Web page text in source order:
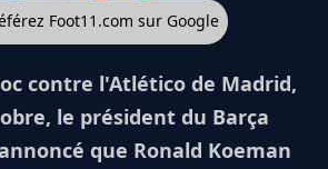
Foot11.com sur Google
contre l'Atlético de Madrid,
le président du Barça
que Ronald Koeman